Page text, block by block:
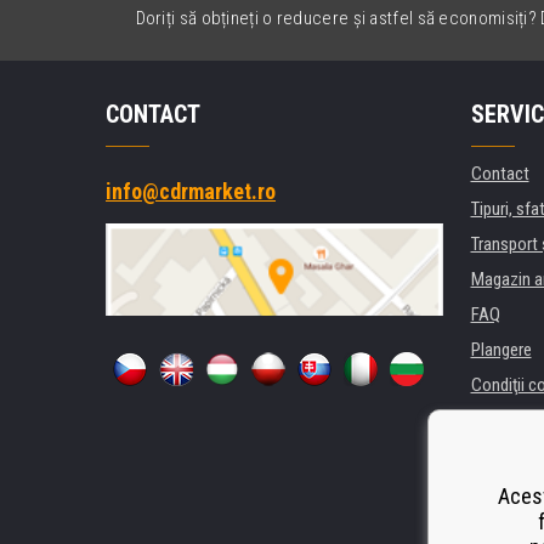
Doriți să obțineți o reducere și astfel să
CONTACT
info@cdrmarket.ro
Contact
Tipuri,
Transport
Magazin
FAQ
Plangere
Condiţii